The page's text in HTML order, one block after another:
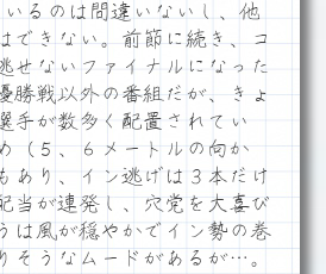
いるのは間違いないし、他
できない。前節に続き、コ
せないファイナルになった
勝戦以外の番組だが、きょ
手が数多く配置されてい
（５、６メートルの向か
あり、イン逃げは３本だけ
当が連発し、穴党を大喜び
は風が穏やかでイン勢の巻
そうなムードがあるが…。